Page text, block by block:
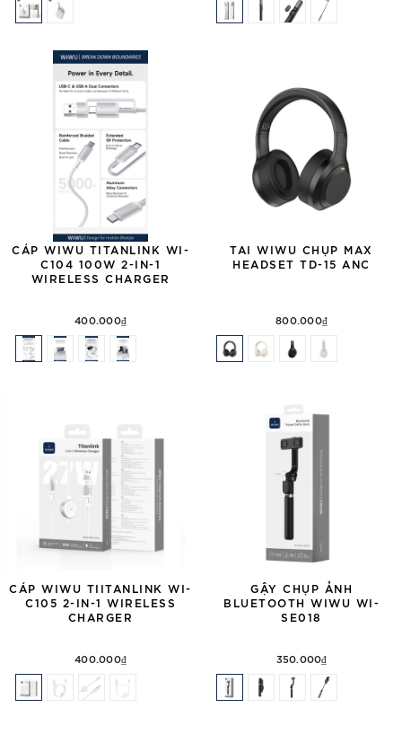
CÁP WIWU TITANLINK WI-
C104 100W 2-IN-1
WIRELESS CHARGER
400.000₫
TAI WIWU CHỤP MAX
HEADSET TD-15 ANC
800.000₫
CÁP WIWU TIITANLINK WI-
C105 2-IN-1 WIRELESS
CHARGER
400.000₫
GẬY CHỤP ẢNH
BLUETOOTH WIWU WI-
SE018
350.000₫